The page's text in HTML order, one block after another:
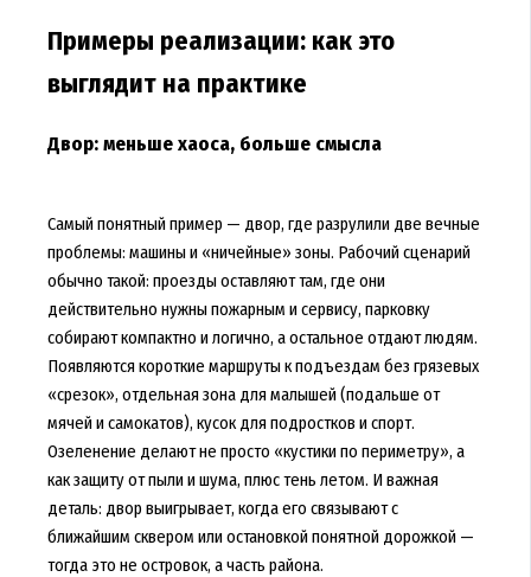
Примеры реализации: как это
выглядит на практике
Двор: меньше хаоса, больше смысла
Самый понятный пример — двор, где разрулили две вечные
проблемы: машины и «ничейные» зоны. Рабочий сценарий
обычно такой: проезды оставляют там, где они
действительно нужны пожарным и сервису, парковку
собирают компактно и логично, а остальное отдают людям.
Появляются короткие маршруты к подъездам без грязевых
«срезок», отдельная зона для малышей (подальше от
мячей и самокатов), кусок для подростков и спорт.
Озеленение делают не просто «кустики по периметру», а
как защиту от пыли и шума, плюс тень летом. И важная
деталь: двор выигрывает, когда его связывают с
ближайшим сквером или остановкой понятной дорожкой —
тогда это не островок, а часть района.